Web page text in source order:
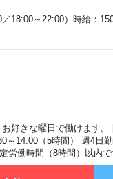
18:00～22:00）時給：
好きな曜日で働けます
14:00（5時間） 週4日
労働時間（8時間）以内で